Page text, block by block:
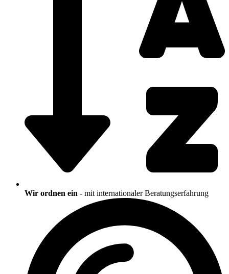
Wir ordnen ein - mit internationaler Beratungserfahrung